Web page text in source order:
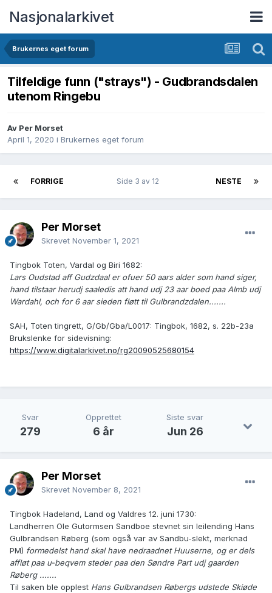
Nasjonalarkivet
Brukernes eget forum
Tilfeldige funn ("strays") - Gudbrandsdalen
utenom Ringebu
Av Per Morset
April 1, 2020 i Brukernes eget forum
FORRIGE NESTE
Side 3 av 12
Per Morset
Skrevet November 1, 2021
Tingbok Toten, Vardal og Biri 1682:
Lars Oudstad aff Gudzdaal er ofuer 50 aars alder som hand siger,
hand tilstaar herudj saaledis att hand udj 23 aar boed paa Almb udj
Wardahl, och for 6 aar sieden fløtt til Gulbrandzdalen.......
SAH, Toten tingrett, G/Gb/Gba/L0017: Tingbok, 1682, s. 22b-23a
Brukslenke for sidevisning:
https://www.digitalarkivet.no/rg20090525680154
Svar
279
Opprettet
6 år
Siste svar
Jun 26
Per Morset
Skrevet November 8, 2021
Tingbok Hadeland, Land og Valdres 12. juni 1730:
Landherren Ole Gutormsen Sandboe stevnet sin leilending Hans
Gulbrandsen Røberg (som også var av Sandbu-slekt, merknad
PM) formedelst hand skal have nedraadnet Huuserne, og er dels
affløt paa u-beqvem steder paa den Søndre Part udj gaarden
Røberg .......
Til saken ble opplest Hans Gulbrandsen Røbergs udstede Skiøde